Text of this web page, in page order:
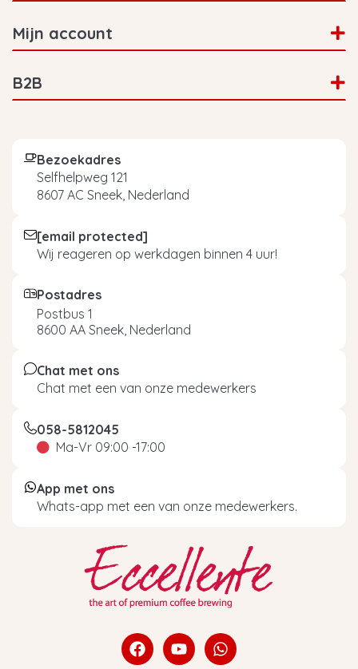
Mijn account
B2B
Bezoekadres
Selfhelpweg 121
8607 AC Sneek, Nederland
[email protected]
Wij reageren op werkdagen binnen 4 uur!
Postadres
Postbus 1
8600 AA Sneek, Nederland
Chat met ons
Chat met een van onze medewerkers
058-5812045
Ma-Vr 09:00 -17:00
App met ons
Whats-app met een van onze medewerkers.